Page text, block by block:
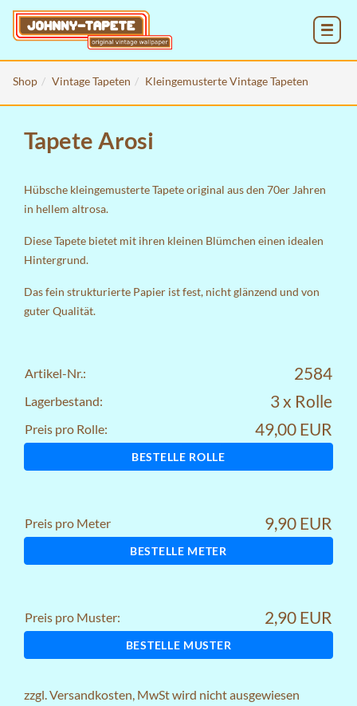
Shop Vintage Tapeten Kleingemusterte Vintage Tapeten
Tapete Arosi
Hübsche kleingemusterte Tapete original aus den 70er Jahren
in hellem altrosa.
Diese Tapete bietet mit ihren kleinen Blümchen einen idealen
Hintergrund.
Das fein strukturierte Papier ist fest, nicht glänzend und von
guter Qualität.
Artikel-Nr.: 2584
Lagerbestand: 3 x Rolle
Preis pro Rolle: 49,00 EUR
BESTELLE ROLLE
Preis pro Meter 9,90 EUR
BESTELLE METER
Preis pro Muster: 2,90 EUR
BESTELLE MUSTER
zzgl.Versandkosten, MwSt wird nicht ausgewiesen